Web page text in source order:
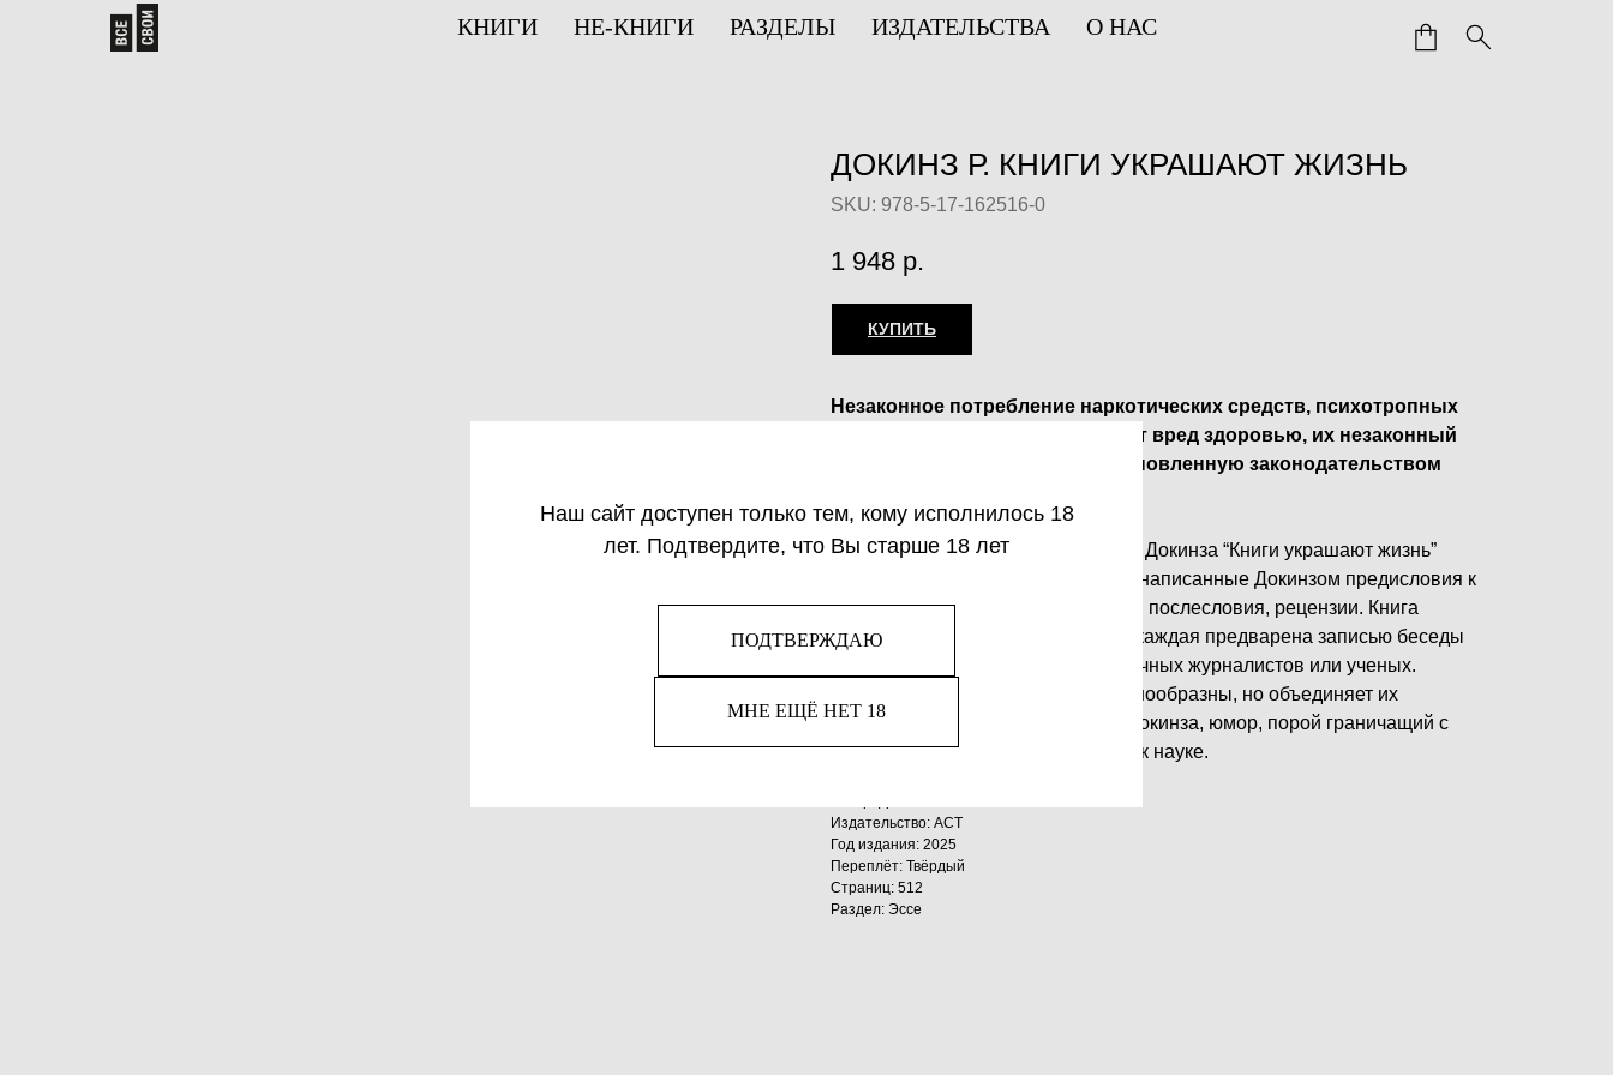
КНИГИ НЕ-КНИГИ РАЗДЕЛЫ ИЗДАТЕЛЬСТВА О НАС
Наш сайт доступен только тем, кому исполнилось 18
лет. Подтвердите, что Вы старше 18 лет
ПОДТВЕРЖДАЮ
МНЕ ЕЩЁ НЕТ 18
ДОКИНЗ Р. КНИГИ УКРАШАЮТ ЖИЗНЬ
SKU: 978-5-17-162516-0
1 948 р.
КУПИТЬ
Незаконное потребление наркотических средств, психотропных
веществ, их аналогов причиняет вред здоровью, их незаконный
оборот запрещён и влечет установленную законодательством
Сборник прославленного Ричарда Докинза “Книги украшают жизнь”
довольно необычен. Он содержит написанные Докинзом предисловия к
произведениям его коллег-ученых, послесловия, рецензии. Книга
разделена на несколько частей, и каждая предварена записью беседы
Докинза с кем-то из известных научных журналистов или ученых.
Представленные эссе весьма разнообразны, но объединяет их
элегантный литературный стиль Докинза, юмор, порой граничащий с
сарказмом, и, разумеется, любовь к науке.
Издательство: АСТ
Год издания: 2025
Переплёт: Твёрдый
Страниц: 512
Раздел: Эссе